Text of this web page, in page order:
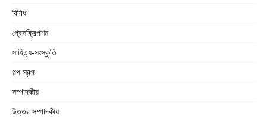
বিবিধ
প্রেসক্রিপশন
সাহিত্য-সংস্কৃতি
গল্প স্বল্প
সম্পাদকীয়
উত্তর সম্পাদকীয়